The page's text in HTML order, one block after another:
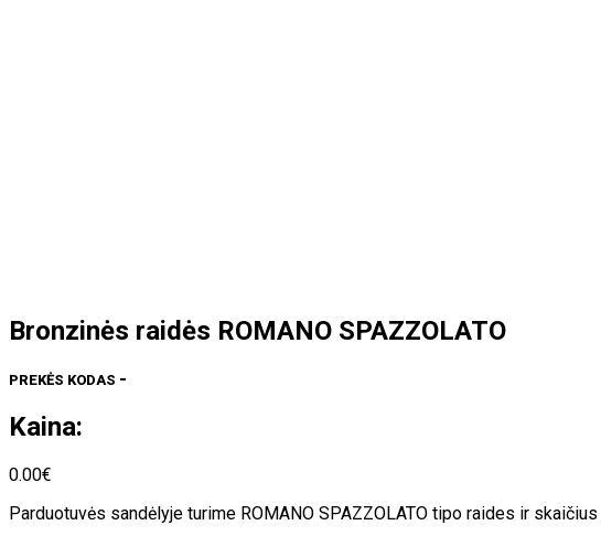
Bronzinės raidės ROMANO SPAZZOLATO
PREKĖS KODAS -
Kaina:
0.00€
Parduotuvės sandėlyje turime ROMANO SPAZZOLATO tipo raides ir